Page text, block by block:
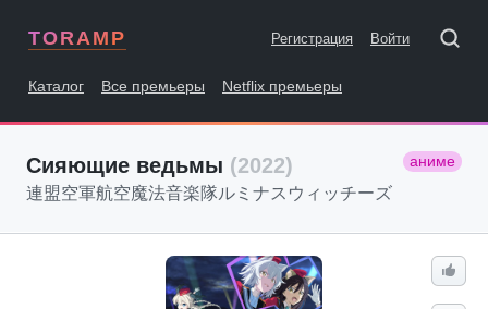
TORAMP Регистрация Войти
Каталог Все премьеры Netflix премьеры
Сияющие ведьмы (2022) аниме
連盟空軍航空魔法音楽隊ルミナスウィッチーズ